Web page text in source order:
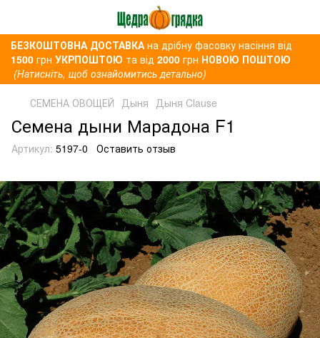
БЕЗКОШТОВНА ДОСТАВКАна дрібну фасовку насіння від
1500 грн УКРПОШТОЮ та від 2000 грн НОВОЮ ПОШТОЮ
(Натисніть, щоб ознайомитись детально)
СЕМЕНА ОВОЩЕЙ Дыня Дыня Clause
Семена дыни Марадона F1
Артикул: 5197-0 Оставить отзыв